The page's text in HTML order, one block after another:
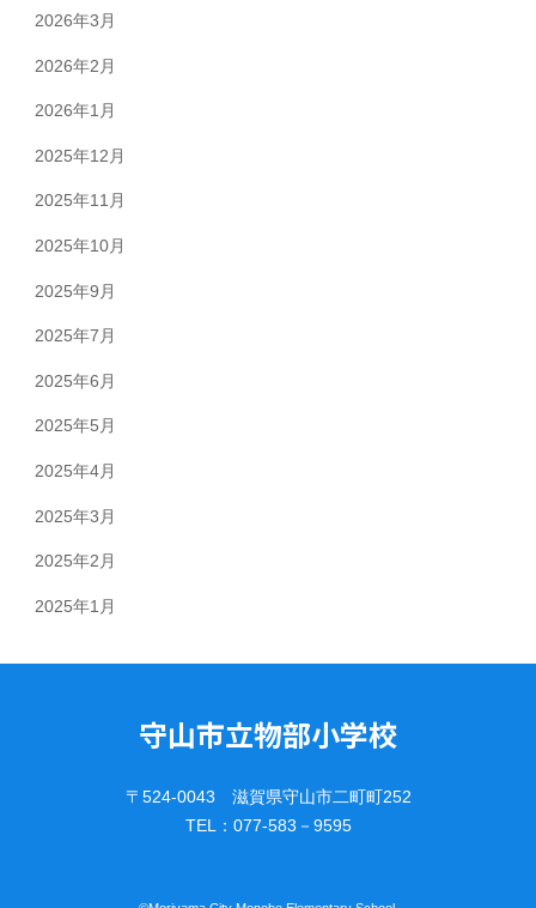
2026年3月
2026年2月
2026年1月
2025年12月
2025年11月
2025年10月
2025年9月
2025年7月
2025年6月
2025年5月
2025年4月
2025年3月
2025年2月
2025年1月
守山市立物部小学校
〒524-0043 滋賀県守山市二町町252
TEL：077-583－9595